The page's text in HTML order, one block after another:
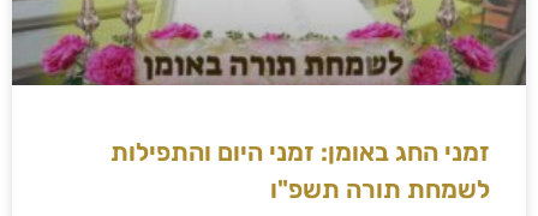
זמני החג באומן: זמני היום והתפילות
לשמחת תורה תשפ"ו